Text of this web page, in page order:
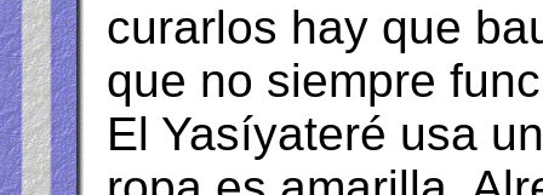
curarlos hay que
que no siempre
El Yasíyateré usa